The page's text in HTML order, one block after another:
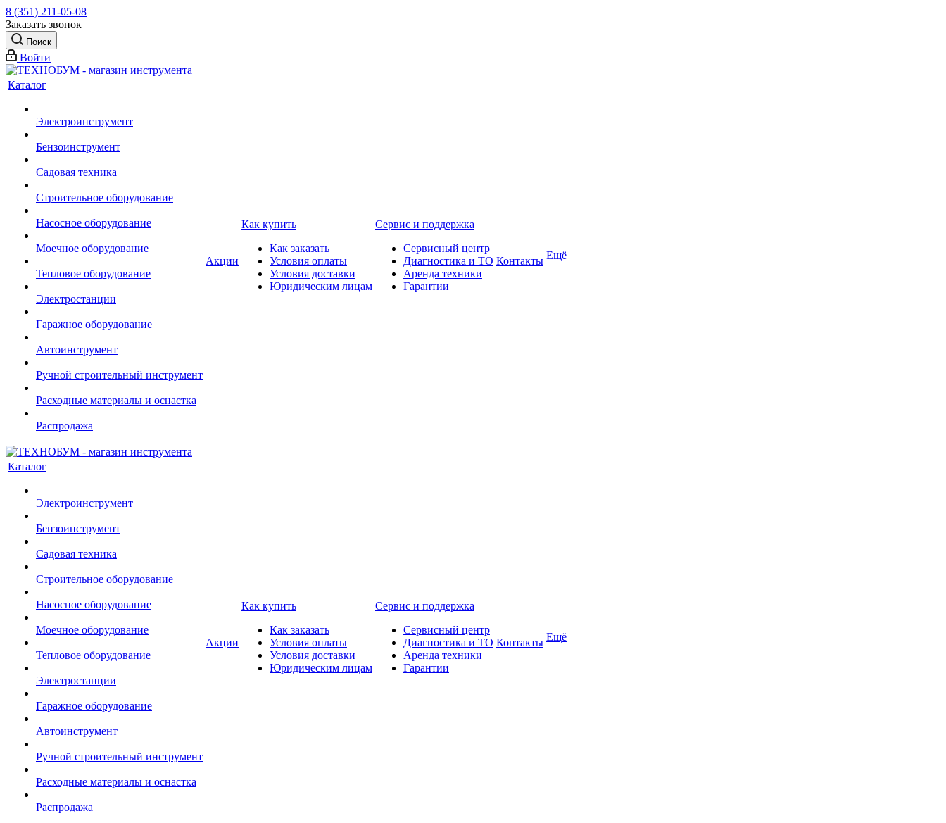
8 (351) 211-05-08
Заказать звонок
Поиск
Войти
Каталог
Электроинструмент
Бензоинструмент
Садовая техника
Строительное оборудование
Насосное оборудование
Моечное оборудование
Тепловое оборудование
Электростанции
Гаражное оборудование
Автоинструмент
Ручной строительный инструмент
Расходные материалы и оснастка
Распродажа
Акции
Как купить
Как заказать
Условия оплаты
Условия доставки
Юридическим лицам
Сервис и поддержка
Сервисный центр
Диагностика и ТО
Аренда техники
Гарантии
Контакты Ещё
Каталог
Электроинструмент
Бензоинструмент
Садовая техника
Строительное оборудование
Насосное оборудование
Моечное оборудование
Тепловое оборудование
Электростанции
Гаражное оборудование
Автоинструмент
Ручной строительный инструмент
Расходные материалы и оснастка
Распродажа
Акции
Как купить
Как заказать
Условия оплаты
Условия доставки
Юридическим лицам
Сервис и поддержка
Сервисный центр
Диагностика и ТО
Аренда техники
Гарантии
Контакты Ещё